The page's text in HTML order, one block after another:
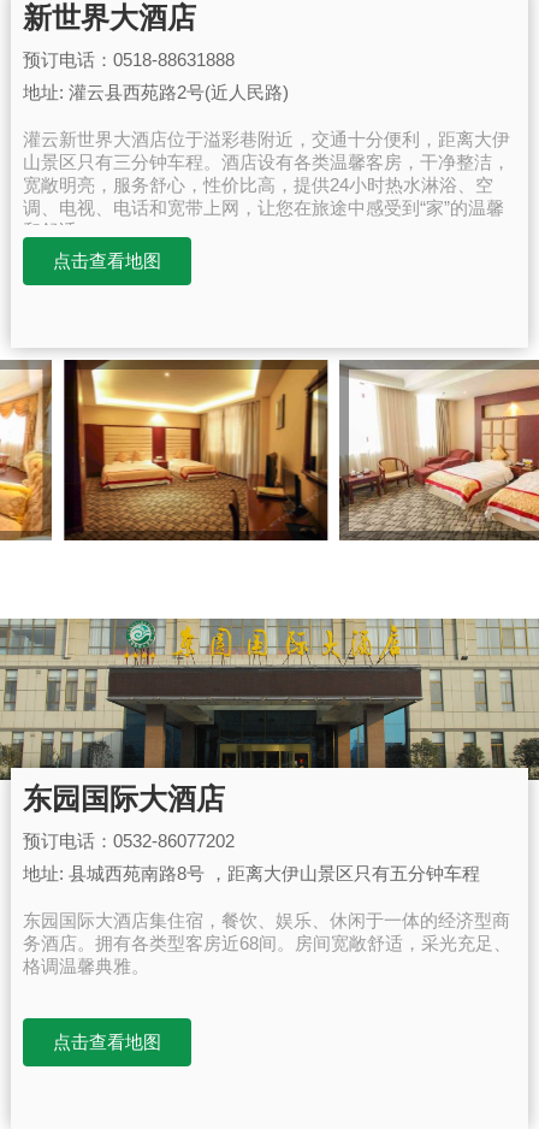
新世界大酒店
预订电话：0518-88631888
地址: 灌云县西苑路2号(近人民路)
灌云新世界大酒店位于溢彩巷附近，交通十分便利，距离大伊
山景区只有三分钟车程。酒店设有各类温馨客房，干净整洁，
宽敞明亮，服务舒心，性价比高，提供24小时热水淋浴、空
调、电视、电话和宽带上网，让您在旅途中感受到“家”的温馨
和舒适。
点击查看地图
东园国际大酒店
预订电话：0532-86077202
地址: 县城西苑南路8号 ，距离大伊山景区只有五分钟车程
东园国际大酒店集住宿，餐饮、娱乐、休闲于一体的经济型商
务酒店。拥有各类型客房近68间。房间宽敞舒适，采光充足、
格调温馨典雅。
点击查看地图